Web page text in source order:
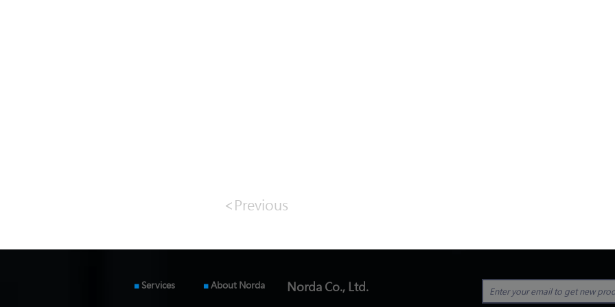
<Previous
■ Services ■About Norda Norda Co., Ltd.